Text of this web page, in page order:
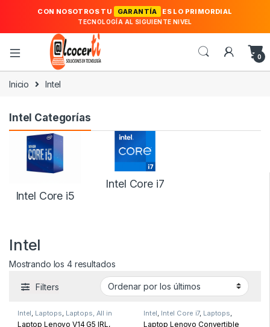
CON NOSOTROS TU GARANTÍA ES LO PRIMORDIAL
TECNOLOGÍA AL SIGUIENTE NIVEL
0
Inicio Intel
Intel Categorías
Intel Core i5
Intel Core i7
Intel
Mostrando los 4 resultadosOrdenado por los últimos
Filters
Intel Laptops Laptops, All in
one y Tablets
Laptop Lenovo V14 G5 IRL,
Intel Intel Core i7, Laptops
Laptops, All in one y Tablets
Laptop Lenovo Convertible